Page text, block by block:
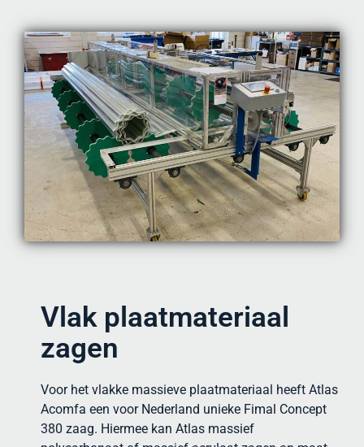
Vlak plaatmateriaal
zagen
Voor het vlakke massieve plaatmateriaal heeft Atlas
Acomfa een voor Nederland unieke Fimal Concept
380 zaag. Hiermee kan Atlas massief